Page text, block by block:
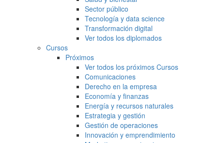
Sector público
Tecnología y data science
Transformación digital
Ver todos los diplomados
Cursos
Próximos
Ver todos los próximos Cursos
Comunicaciones
Derecho en la empresa
Economía y finanzas
Energía y recursos naturales
Estrategia y gestión
Gestión de operaciones
Innovación y emprendimiento